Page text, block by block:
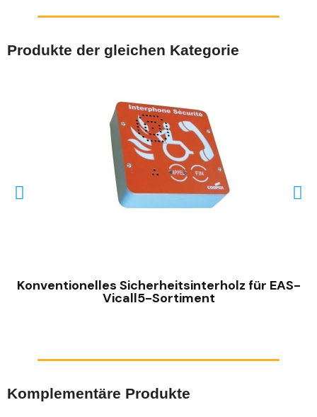
Produkte der gleichen Kategorie
Konventionelles Sicherheitsinterholz für EAS-
Vicall5-Sortiment
Komplementäre Produkte